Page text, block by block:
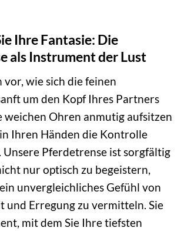
Ihre Fantasie: Die
als Instrument der Lust
vor, wie sich die feinen
um den Kopf Ihres Partners
weichen Ohren anmutig aufsitzen
Ihren Händen die Kontrolle
Unsere Pferdetrense ist sorgfältig
nur optisch zu begeistern,
unvergleichliches Gefühl von
und Erregung zu vermitteln. Sie
mit dem Sie Ihre tiefsten